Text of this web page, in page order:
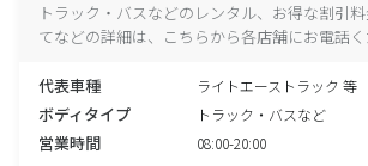
トラック・バスなどのレンタル、お得な割引
てなどの詳細は、こちらから各店舗にお電話く
代表車種 ライトエーストラック 等
ボディタイプ トラック・バスなど
営業時間 08:00-20:00